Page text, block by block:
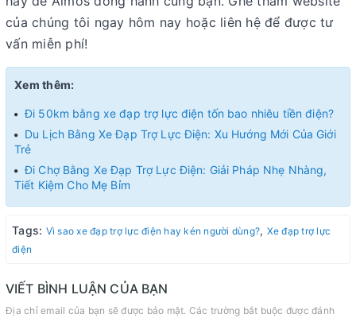
của chúng tôi ngay hôm nay hoặc liên hệ để được tư
vấn miễn phí!
Xem thêm:
Đi 50km bằng xe đạp trợ lực điện tốn bao nhiêu tiền điện?
Du Lịch Bằng Xe Đạp Trợ Lực Điện: Xu Hướng Mới Của Giới
Trẻ
Đi Chợ Bằng Xe Đạp Trợ Lực Điện: Giải Pháp Nhẹ Nhàng,
Tiết Kiệm Cho Mẹ Bỉm
Tags: Vì sao xe đạp trợ lực điện hay kén người dùng?, Xe đạp trợ lực
điện
VIẾT BÌNH LUẬN CỦA BẠN
Địa chỉ email của bạn sẽ được bảo mật. Các trường bắt buộc được đánh